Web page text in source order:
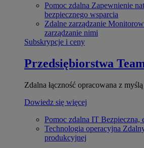
Pomoc zdalna Zapewnienie
bezpiecznego wsparcia
Zdalne zarządzanie
zarządzanie nimi
Subskrypcje i ceny
Przedsiębiorstwa
Zdalna łączność opracowana z
Dowiedz się więcej
Pomoc zdalna IT Bezpieczna,
Technologia operacyjna
produkcyjnej